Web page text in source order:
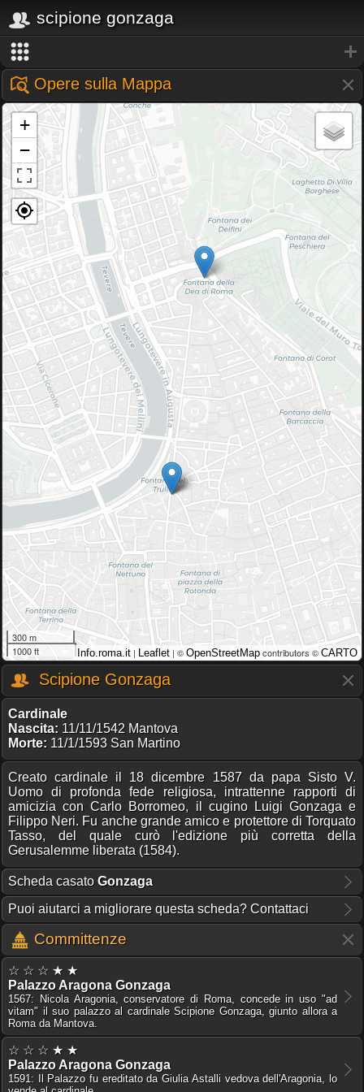
scipione gonzaga
Opere sulla Mappa
+
−
300 m
1000 ft
Info.roma.it | Leaflet | © OpenStreetMap contributors © CARTO
Scipione Gonzaga
Cardinale
Nascita: 11/11/1542 Mantova
Morte: 11/1/1593 San Martino
Creato cardinale il 18 dicembre 1587 da papa Sisto V.
Uomo di profonda fede religiosa, intrattenne rapporti di
amicizia con Carlo Borromeo, il cugino Luigi Gonzaga e
Filippo Neri. Fu anche grande amico e protettore di Torquato
Tasso, del quale curò l'edizione più corretta della
Gerusalemme liberata (1584).
Scheda casato Gonzaga
Puoi aiutarci a migliorare questa scheda? Contattaci
Committenze
☆ ☆ ☆ ★ ★
Palazzo Aragona Gonzaga
1567: Nicola Aragonia, conservatore di Roma, concede in uso "ad
vitam" il suo palazzo al cardinale Scipione Gonzaga, giunto allora a
Roma da Mantova.
☆ ☆ ☆ ★ ★
Palazzo Aragona Gonzaga
1591: Il Palazzo fu ereditato da Giulia Astalli vedova dell'Aragonia, lo